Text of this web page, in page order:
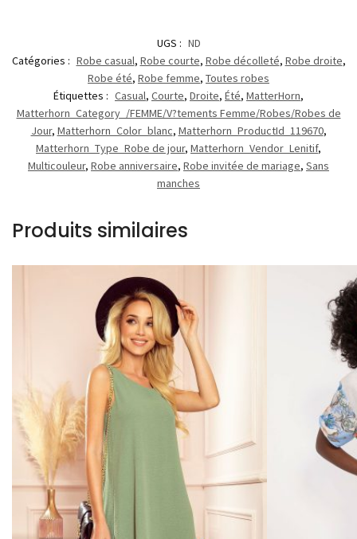
UGS : ND
Catégories : Robe casual, Robe courte, Robe décolleté, Robe droite,
Robe été, Robe femme, Toutes robes
Étiquettes : Casual, Courte, Droite, Été, MatterHorn,
Matterhorn_Category_/FEMME/V?tements Femme/Robes/Robes de
Jour, Matterhorn_Color_blanc, Matterhorn_ProductId_119670,
Matterhorn_Type_Robe de jour, Matterhorn_Vendor_Lenitif,
Multicouleur, Robe anniversaire, Robe invitée de mariage, Sans
manches
Produits similaires